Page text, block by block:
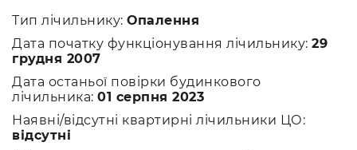
Тип лічильнику: Опалення
Дата початку функціонування лічильнику: 29
грудня 2007
Дата останьої повірки будинкового
лічильника: 01 серпня 2023
Наявні/відсутні квартирні лічильники ЦО:
відсутні